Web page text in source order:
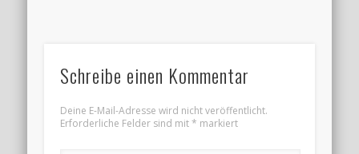
Schreibe einen Kommentar
Deine E-Mail-Adresse wird nicht veröffentlicht.
Erforderliche Felder sind mit* markiert